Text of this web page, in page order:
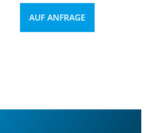
AUF ANFRAGE